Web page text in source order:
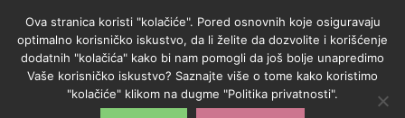
Ova stranica koristi "kolačiće". Pored osnovnih koje osiguravaju
optimalno korisničko iskustvo, da li želite da dozvolite i korišćenje
dodatnih "kolačića" kako bi nam pomogli da još bolje unapredimo
Vaše korisničko iskustvo? Saznajte više o tome kako koristimo
"kolačiće" klikom na dugme "Politika privatnosti".